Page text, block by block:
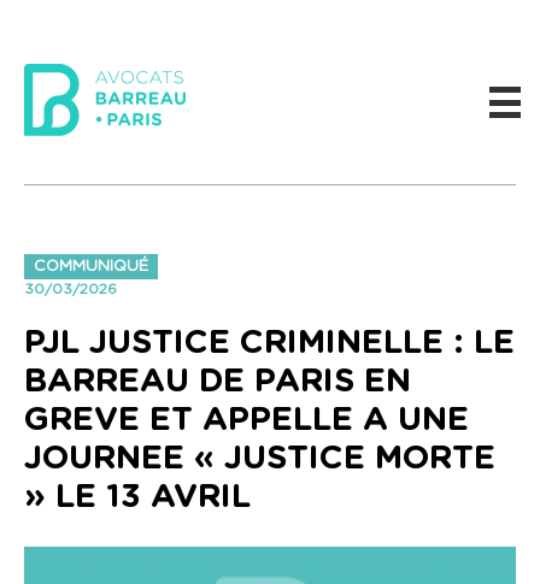
COMMUNIQUÉ
30/03/2026
PJL JUSTICE CRIMINELLE : LE
BARREAU DE PARIS EN
GREVE ET APPELLE A UNE
JOURNEE « JUSTICE MORTE
» LE 13 AVRIL